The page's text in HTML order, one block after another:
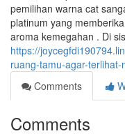
pemilihan warna cat
platinum yang
aroma kemegahan . Di
https://
ruang-tamu-agar-
Comments
Comments